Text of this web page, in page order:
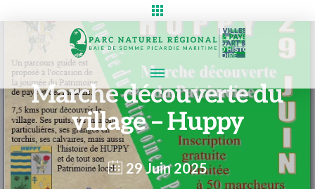
Marche découverte du
village – Huppy
29 Juin 2025